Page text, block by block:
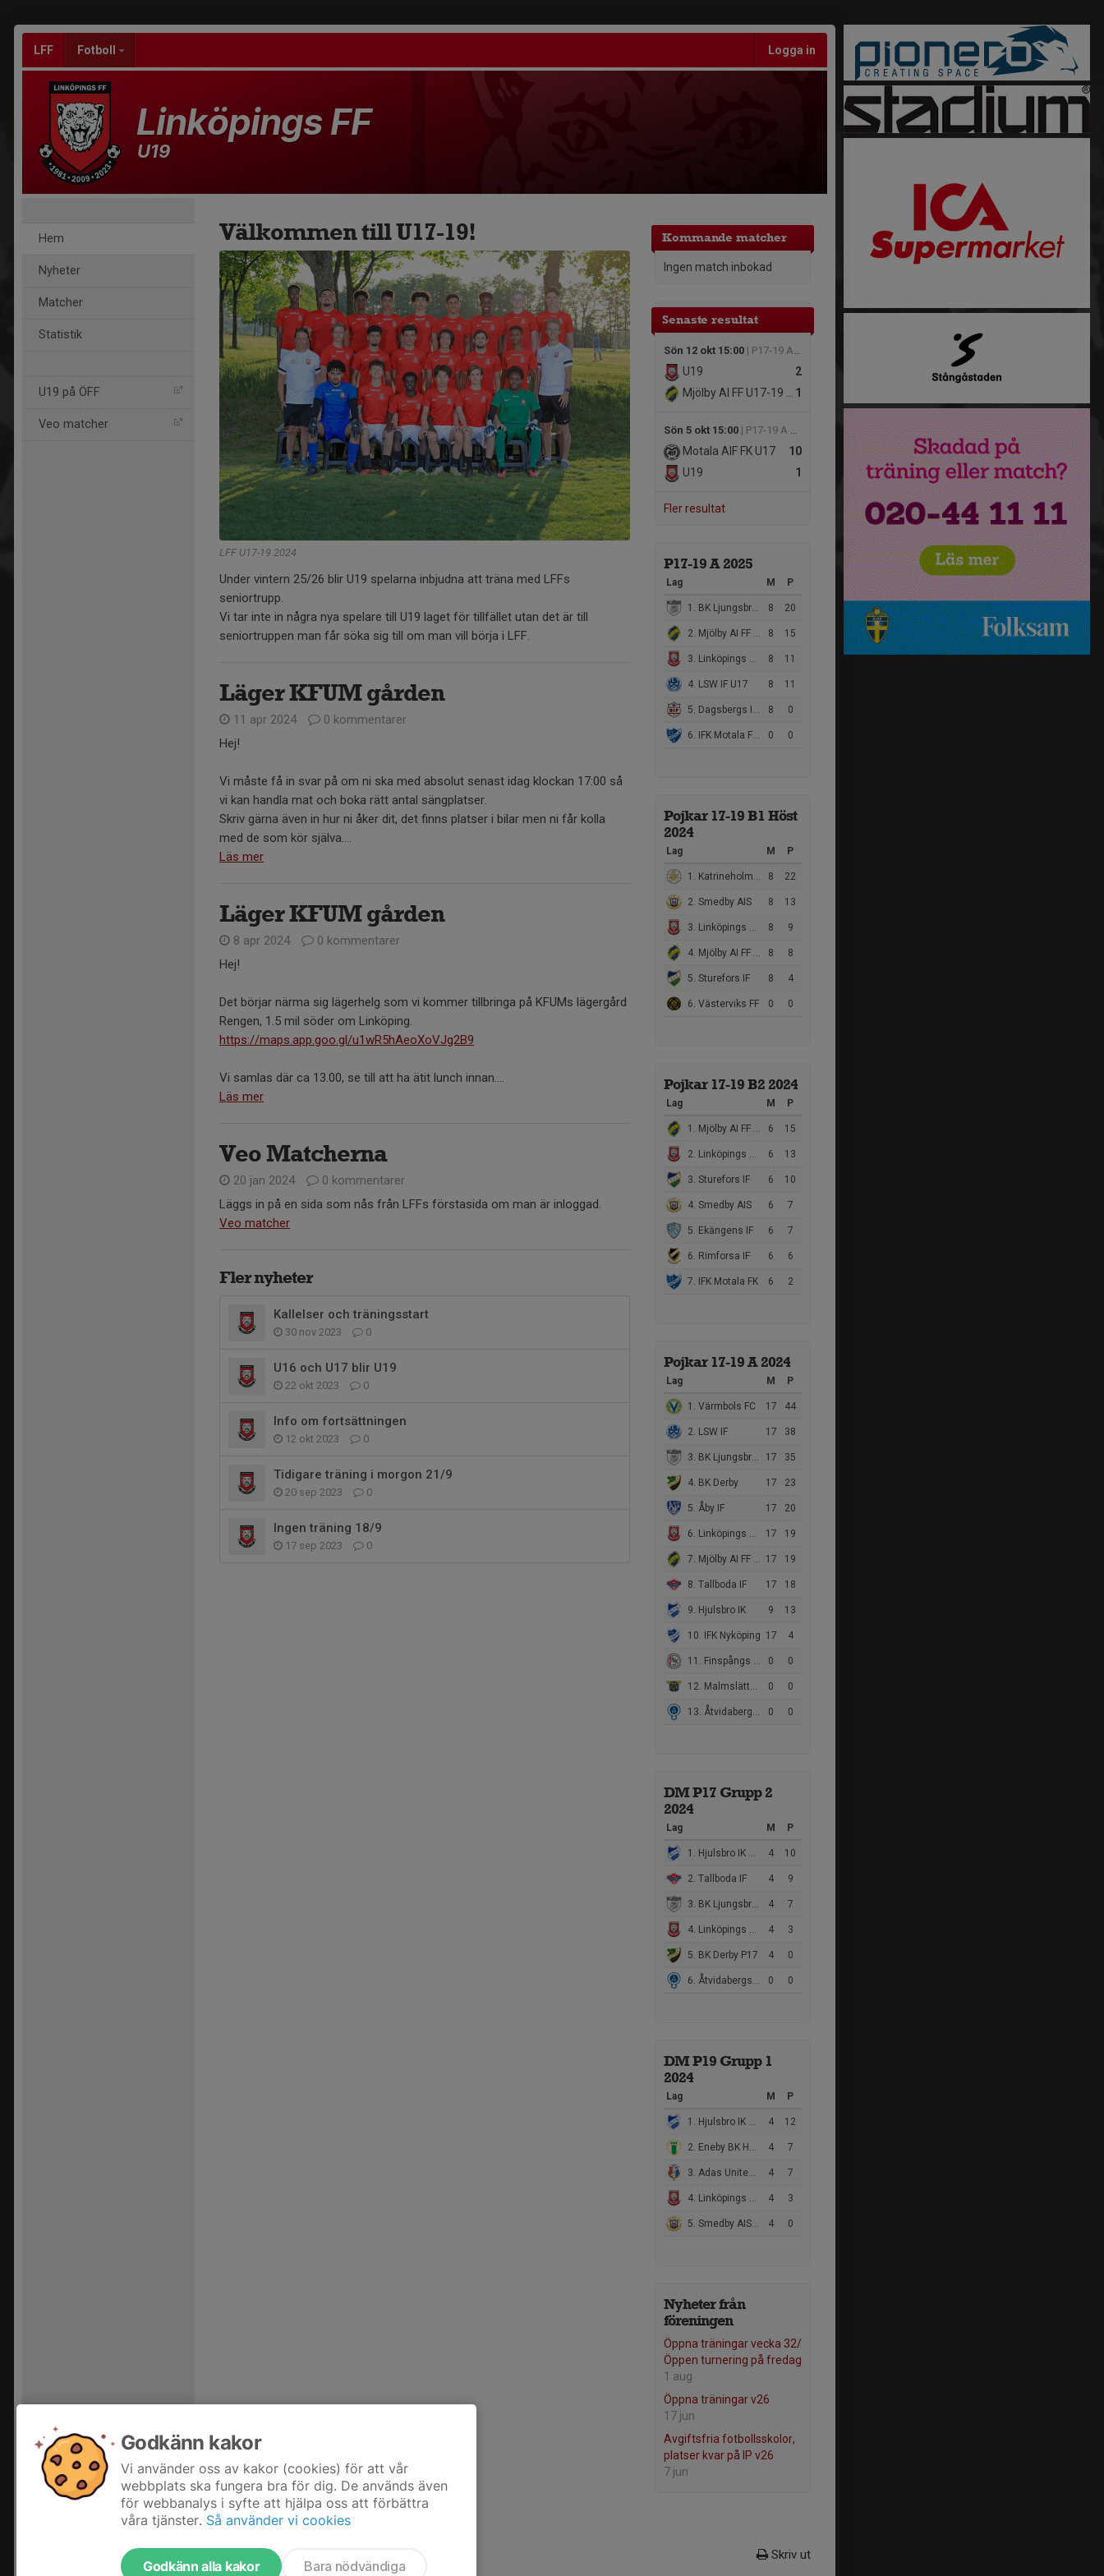
LFF Fotboll Logga in
Linköpings FF
U19
Hem
Nyheter
Matcher
Statistik
U19 på ÖFF
Veo matcher
Kommande matcher
Ingen match inbokad
Senaste resultat
Sön 12 okt 15:00 | P17-19 A Höst
2
U19
1
Mjölby AI FF U17-19 Gul
Sön 5 okt 15:00 | P17-19 A Höst
10
Motala AIF FK U17
1
U19
Fler resultat
P17-19 A 2025
Lag M P
1. BK Ljungsbro / Wreta kloster P17-19 8 20
2. Mjölby AI FF U17-19 Gul 8 15
3. Linköpings FF U19 8 11
4. LSW IF U17 8 11
5. Dagsbergs IF U17-19 8 0
6. IFK Motala FK 1 0 0
Pojkar 17-19 B1 Höst
2024
Lag M P
1. Katrineholms SK FK 8 22
2. Smedby AIS 8 13
3. Linköpings FF Ungdom 8 9
4. Mjölby AI FF Svart 8 8
5. Sturefors IF 8 4
6. Västerviks FF 0 0
Pojkar 17-19 B2 2024
Lag M P
1. Mjölby AI FF Svart 6 15
2. Linköpings FF Ungdom 6 13
3. Sturefors IF 6 10
4. Smedby AIS 6 7
5. Ekängens IF 6 7
6. Rimforsa IF 6 6
7. IFK Motala FK 6 2
Pojkar 17-19 A 2024
Lag M P
1. Värmbols FC 17 44
2. LSW IF 17 38
3. BK Ljungsbro / Wreta kloster 17 35
4. BK Derby 17 23
5. Åby IF 17 20
6. Linköpings FF Ungdom 17 19
7. Mjölby AI FF Gul 17 19
8. Tallboda IF 17 18
9. Hjulsbro IK 9 13
10. IFK Nyköping 17 4
11. Finspångs FK 0 0
12. Malmslätts AIK 0 0
13. Åtvidabergs FF 0 0
DM P17 Grupp 2
2024
Lag M P
1. Hjulsbro IK U17 4 10
2. Tallboda IF 4 9
3. BK Ljungsbro / Wreta kloster P17-19 BK Ljungsbro/Wreta Kloster P17 4 7
4. Linköpings FF Ungdom P17 4 3
5. BK Derby P17 4 0
6. Åtvidabergs FF P17 0 0
DM P19 Grupp 1
2024
Lag M P
1. Hjulsbro IK U19 4 12
2. Eneby BK Herr jun 4 7
3. Adas United IF 1 4 7
4. Linköpings FF Ungdom P19 4 3
5. Smedby AIS P19 4 0
Nyheter från
föreningen
Öppna träningar vecka 32/
Öppen turnering på fredag
1 aug
Öppna träningar v26
17 jun
Avgiftsfria fotbollsskolor,
platser kvar på IP v26
7 jun
Välkommen till U17-19!
LFF U17-19 2024
Under vintern 25/26 blir U19 spelarna inbjudna att träna med LFFs
seniortrupp.
Vi tar inte in några nya spelare till U19 laget för tillfället utan det är till
seniortruppen man får söka sig till om man vill börja i LFF.
Läger KFUM gården
11 apr 2024
0 kommentarer
Hej!
Vi måste få in svar på om ni ska med absolut senast idag klockan 17:00 så
vi kan handla mat och boka rätt antal sängplatser.
Skriv gärna även in hur ni åker dit, det finns platser i bilar men ni får kolla
med de som kör själva....
Läs mer
Läger KFUM gården
8 apr 2024
0 kommentarer
Hej!
Det börjar närma sig lägerhelg som vi kommer tillbringa på KFUMs lägergård
Rengen, 1.5 mil söder om Linköping.
https://maps.app.goo.gl/u1wR5hAeoXoVJg2B9
Vi samlas där ca 13.00, se till att ha ätit lunch innan....
Läs mer
Veo Matcherna
20 jan 2024
0 kommentarer
Läggs in på en sida som nås från LFFs förstasida om man är inloggad.
Veo matcher
Fler nyheter
Kallelser och träningsstart
30 nov 2023 0
U16 och U17 blir U19
22 okt 2023 0
Info om fortsättningen
12 okt 2023 0
Tidigare träning i morgon 21/9
20 sep 2023 0
Ingen träning 18/9
17 sep 2023 0
Skriv ut
Godkänn kakor
Vi använder oss av kakor (cookies) för att vår
webbplats ska fungera bra för dig. De används även
för webbanalys i syfte att hjälpa oss att förbättra
våra tjänster. Så använder vi cookies
Godkänn alla kakor Bara nödvändiga